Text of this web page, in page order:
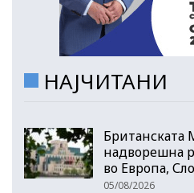
НАЈЧИТАНИ
Британската
надворешна
во Европа,
05/08/2026